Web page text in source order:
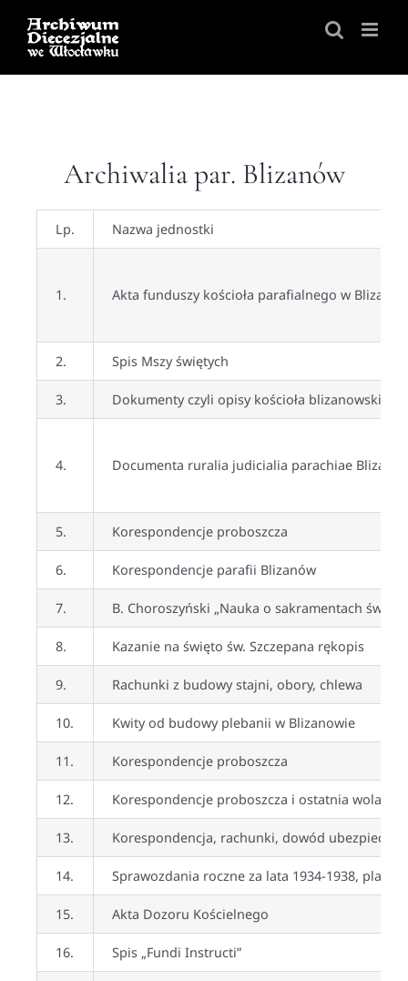
Skip
content
Archiwalia par. Blizanów
Lp. Nazwa jednostki
1. Akta funduszy kościoła parafialnego w
2. Spis Mszy świętych
3. Dokumenty czyli opisy kościoła blizanowskiego
4. Documenta ruralia judicialia parachiae
5. Korespondencje proboszcza
6. Korespondencje parafii Blizanów
7. B. Choroszyński „Nauka o sakramentach św.
8. Kazanie na święto św. Szczepana rękopis
9. Rachunki z budowy stajni, obory, chlewa
10. Kwity od budowy plebanii w Blizanowie
11. Korespondencje proboszcza
12. Korespondencje proboszcza i ostatnia wola ks.
13. Korespondencja, rachunki, dowód
14. Sprawozdania roczne za lata 1934-1938, plany,
15. Akta Dozoru Kościelnego
16. Spis „Fundi Instructi”